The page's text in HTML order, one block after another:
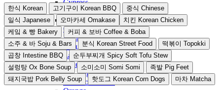
Cypress
Fullerton
Gardena
Garden Grove
Irvine
Laguna Beach
La Palma
Lake Forest
Los Angeles
New Port Beach
한식 Korean 고기구이 Korean BBQ
중식 Chinese
일식 Japanese
오마카세 Omakase
치킨 Korean Chicken
케잌 & 빵 Bakery
커피 & 보바 Coffee & Boba
소주 & 바 Soju & Bars
분식 Korean Street Food
떡볶이 Topokki
곱창 Intestine BBQ
순두부찌개 Spicy Soft Tofu Stew
설렁탕 Ox Bone Soup
소미소미 Somi Somi
족발 Pig Feet
돼지국밥 Pork Belly Soup
핫도그 Korean Corn Dogs 마차 Matcha